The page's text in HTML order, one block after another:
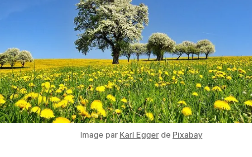
Image par Karl Eggerde Pixabay